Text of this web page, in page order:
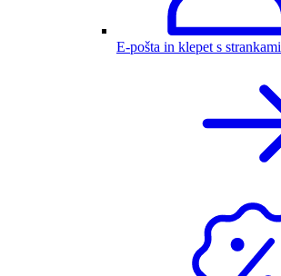
E-pošta in klepet s strankami